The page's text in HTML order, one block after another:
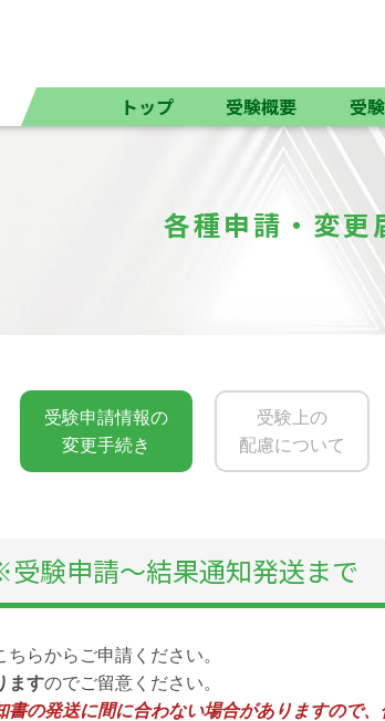
トップ 受験概要 受
各種申請・変更
受験申請情報の
変更手続き
受験上の
配慮について
験申請～結果通知発送まで
らからご申請ください。
ますのでご留意ください。
の発送に間に合わない場合がありますので